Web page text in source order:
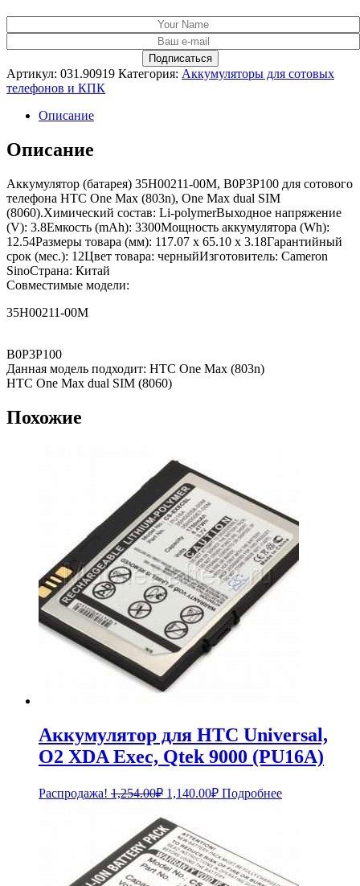
Артикул: 031.90919 Категория: Аккумуляторы для сотовых
телефонов и КПК
Описание
Описание
Аккумулятор (батарея) 35H00211-00M, B0P3P100 для сотового
телефона HTC One Max (803n), One Max dual SIM
(8060).Химический состав: Li-polymerВыходное напряжение
(V): 3.8Емкость (mAh): 3300Мощность аккумулятора (Wh):
12.54Размеры товара (мм): 117.07 x 65.10 x 3.18Гарантийный
срок (мес.): 12Цвет товара: черныйИзготовитель: Cameron
SinoСтрана: Китай
Совместимые модели:
35H00211-00M
B0P3P100
Данная модель подходит: HTC One Max (803n)
HTC One Max dual SIM (8060)
Похожие
Аккумулятор для HTC Universal,
O2 XDA Exec, Qtek 9000 (PU16A)
Распродажа! 1,254.00₽ Первоначальная
составляла
1,254.00₽.
1,140.00₽Текущая
цена:
Подробнее